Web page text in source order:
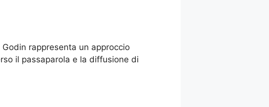
rappresenta un approccio
il passaparola e la diffusione di